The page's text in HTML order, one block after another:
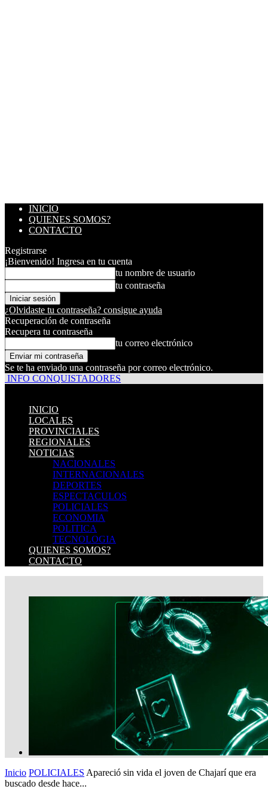
INICIO
QUIENES SOMOS?
CONTACTO
Registrarse
¡Bienvenido! Ingresa en tu cuenta
tu nombre de usuario
tu contraseña
¿Olvidaste tu contraseña? consigue ayuda
Recuperación de contraseña
Recupera tu contraseña
tu correo electrónico
Se te ha enviado una contraseña por correo electrónico.
INFO CONQUISTADORES
INICIO
LOCALES
PROVINCIALES
REGIONALES
NOTICIAS
NACIONALES
INTERNACIONALES
DEPORTES
ESPECTACULOS
POLICIALES
ECONOMIA
POLITICA
TECNOLOGIA
QUIENES SOMOS?
CONTACTO
Inicio POLICIALES Apareció sin vida el joven de Chajarí que era
buscado desde hace...